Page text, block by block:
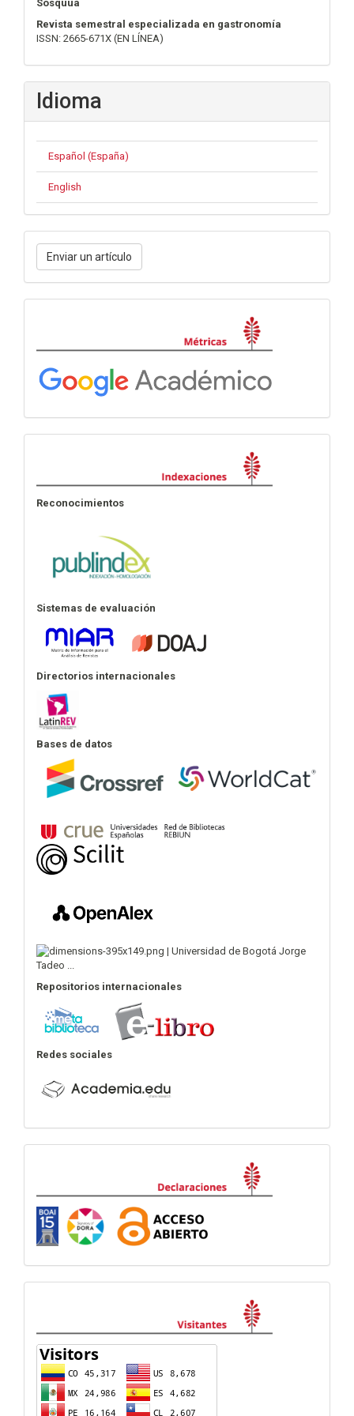
Sosquua
Revista semestral especializada en gastronomía
ISSN: 2665-671X (EN LÍNEA)
Idioma
Español (España)
English
Enviar
un
artículo
Enviar un artículo
Reconocimientos
Sistemas de evaluación
Directorios internacionales
Bases de datos
Repositorios internacionales
Redes sociales